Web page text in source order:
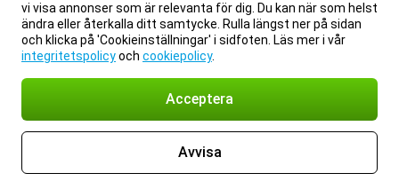
vi visa annonser som är relevanta för dig. Du kan när som helst
ändra eller återkalla ditt samtycke. Rulla längst ner på sidan
och klicka på 'Cookieinställningar' i sidfoten. Läs mer i vår
integritetspolicyoch cookiepolicy.
Acceptera
Avvisa